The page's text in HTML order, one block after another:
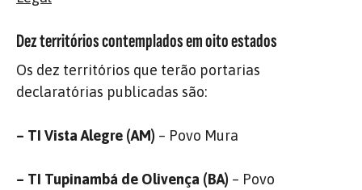
Dez territórios contemplados em oito estados
Os dez territórios que terão portarias
declaratórias publicadas são:
– TI Vista Alegre (AM) – Povo Mura
– TI Tupinambá de Olivença (BA) – Povo